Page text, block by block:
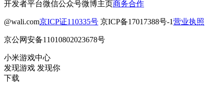
开发者平台微信公众号微博主页商务合作
@wali.com京ICP证110335号 京ICP备17017388号-1营业执照
京公网安备11010802023678号
小米游戏中心
发现游戏 发现你
下载